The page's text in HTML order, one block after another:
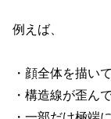
例えば、
・顔全体を描い
・構造線が歪ん